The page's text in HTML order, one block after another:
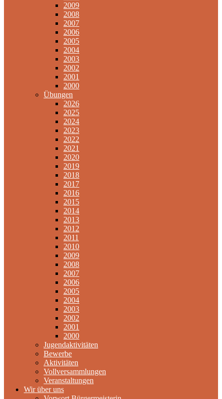
2009
2008
2007
2006
2005
2004
2003
2002
2001
2000
Übungen
2026
2025
2024
2023
2022
2021
2020
2019
2018
2017
2016
2015
2014
2013
2012
2011
2010
2009
2008
2007
2006
2005
2004
2003
2002
2001
2000
Jugendaktivitäten
Bewerbe
Aktivitäten
Vollversammlungen
Veranstaltungen
Wir über uns